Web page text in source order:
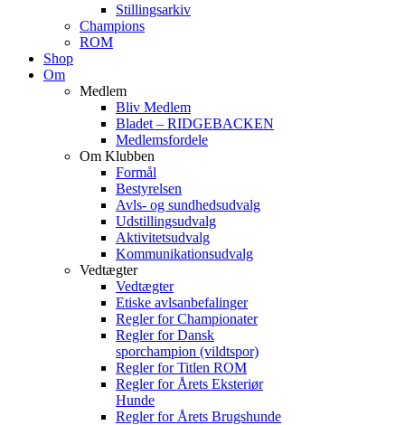
Stillingsarkiv
Champions
ROM
Shop
Om
Medlem
Bliv Medlem
Bladet – RIDGEBACKEN
Medlemsfordele
Om Klubben
Formål
Bestyrelsen
Avls- og sundhedsudvalg
Udstillingsudvalg
Aktivitetsudvalg
Kommunikationsudvalg
Vedtægter
Vedtægter
Etiske avlsanbefalinger
Regler for Championater
Regler for Dansk
sporchampion (vildtspor)
Regler for Titlen ROM
Regler for Årets Eksteriør
Hunde
Regler for Årets Brugshunde